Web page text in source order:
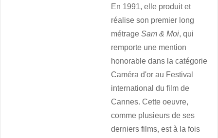
En 1991, elle produit et
réalise son premier long
métrageSam & Moi, qui
remporte une mention
honorable dans la catégorie
Caméra d'or au Festival
international du film de
Cannes. Cette oeuvre,
comme plusieurs de ses
derniers films, est à la fois